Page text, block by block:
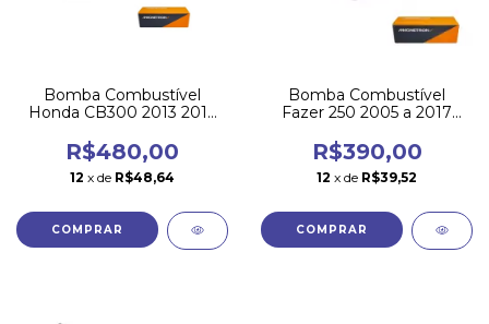
Bomba Combustível
Honda CB300 2013 2014
R$480,00
12 x de R$48,64
Bomba Combustível
Fazer 250 2005 a 2017
R$390,00
12 x de R$39,52